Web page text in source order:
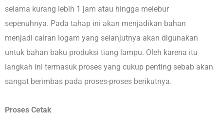
selama kurang lebih 1 jam atau hingga melebur
sepenuhnya. Pada tahap ini akan menjadikan bahan
menjadi cairan logam yang selanjutnya akan digunakan
untuk bahan baku produksi tiang lampu. Oleh karena itu
langkah ini termasuk proses yang cukup penting sebab akan
sangat berimbas pada proses-proses berikutnya.
Proses Cetak